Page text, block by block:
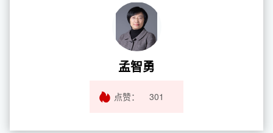
孟智勇
点赞： 301